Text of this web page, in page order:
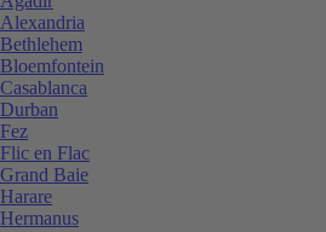
Alexandria
Bethlehem
Bloemfontein
Casablanca
Durban
Fez
Flic en Flac
Grand Baie
Harare
Hermanus